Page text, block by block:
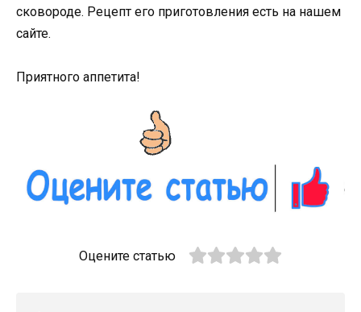
сковороде. Рецепт его приготовления есть на нашем
сайте.
Приятного аппетита!
Оцените статью